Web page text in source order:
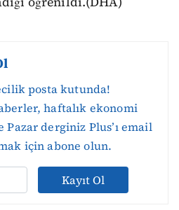
posta kutunda!
haftalık ekonomi
Pazar derginiz Plus’ı email
için abone olun.
Kayıt Ol